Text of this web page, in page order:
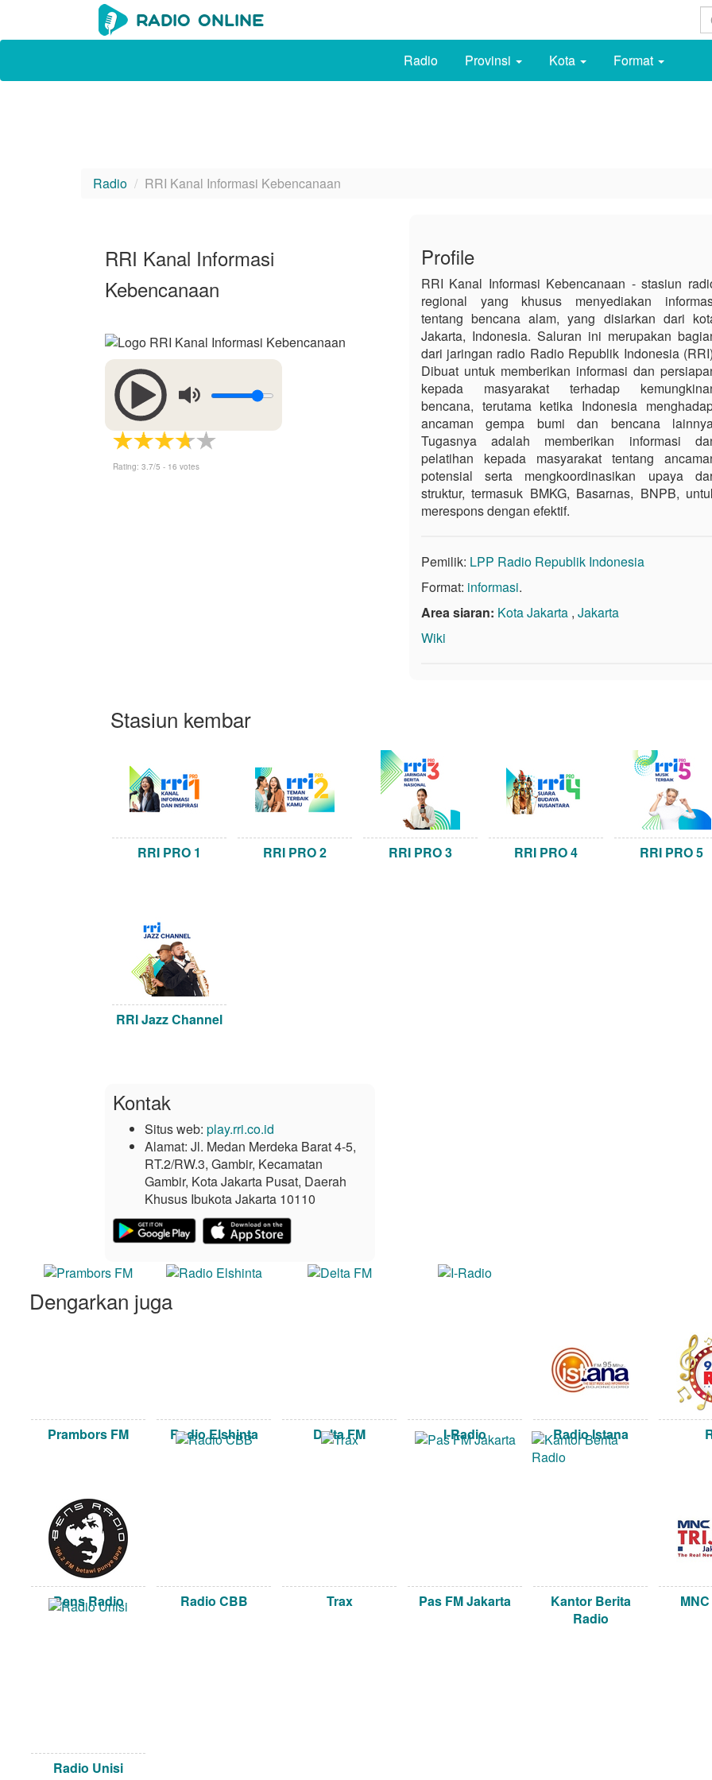
Radio Provinsi Kota Format
Radio RRI Kanal Informasi Kebencanaan
RRI Kanal Informasi
Kebencanaan
Rating: 3.7/5 - 16 votes
Profile
RRI Kanal Informasi Kebencanaan - stasiun
regional yang khusus menyediakan
tentang bencana alam, yang disiarkan dari
Jakarta, Indonesia. Saluran ini merupakan
dari jaringan radio Radio Republik Indonesia
Dibuat untuk memberikan informasi dan
kepada masyarakat terhadap
bencana, terutama ketika Indonesia
ancaman gempa bumi dan bencana
Tugasnya adalah memberikan informasi
pelatihan kepada masyarakat tentang
potensial serta mengkoordinasikan upaya
struktur, termasuk BMKG, Basarnas, BNPB,
merespons dengan efektif.
Pemilik: LPP Radio Republik Indonesia
Format: informasi.
Area siaran: Kota Jakarta , Jakarta
Wiki
Stasiun kembar
RRI PRO 1 RRI PRO 2 RRI PRO 3 RRI PRO 4 RRI PRO 5
RRI Jazz Channel
Kontak
Situs web: play.rri.co.id
Alamat: Jl. Medan Merdeka Barat 4-5,
RT.2/RW.3, Gambir, Kecamatan
Gambir, Kota Jakarta Pusat, Daerah
Khusus Ibukota Jakarta 10110
Dengarkan juga
Prambors FM Radio Elshinta Delta FM I-Radio Radio Istana
Bens Radio Radio CBB Trax Pas FM Jakarta
Kantor Berita
Radio
Radio Unisi